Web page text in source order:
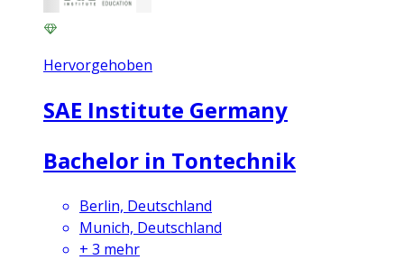
Hervorgehoben
SAE Institute Germany
Bachelor in Tontechnik
Berlin, Deutschland
Munich, Deutschland
+ 3 mehr